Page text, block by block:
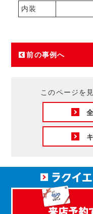
内装
前の事例へ
このページを